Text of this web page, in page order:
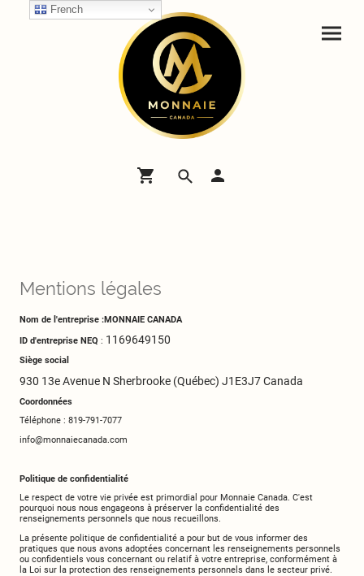
Mentions légales
Nom de l'entreprise :MONNAIE CANADA
ID d'entreprise NEQ : 1169649150
Siège social
930 13e Avenue N Sherbrooke (Québec) J1E3J7 Canada
Coordonnées
Téléphone : 819-791-7077
info@monnaiecanada.com
Politique de confidentialité
Le respect de votre vie privée est primordial pour Monnaie Canada. C'est
pourquoi nous nous engageons à préserver la confidentialité des
renseignements personnels que nous recueillons.
La présente politique de confidentialité a pour but de vous informer des
pratiques que nous avons adoptées concernant les renseignements personnels
ou confidentiels vous concernant ou relatif à votre entreprise, conformément à
la Loi sur la protection des renseignements personnels dans le secteur privé.
French